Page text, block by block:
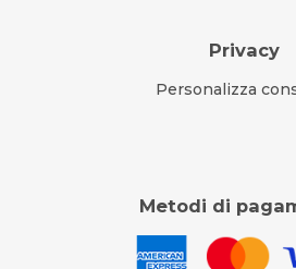
Privacy
Personalizza
Metodi di